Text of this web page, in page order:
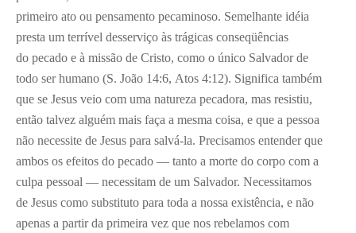
primeiro ato ou pensamento pecaminoso. Semelhante idéia
presta um terrível desserviço às trágicas conseqüências
do pecado e à missão de Cristo, como o único Salvador de
todo ser humano (S. João 14:6, Atos 4:12). Significa também
que se Jesus veio com uma natureza pecadora, mas resistiu,
então talvez alguém mais faça a mesma coisa, e que a pessoa
não necessite de Jesus para salvá-la. Precisamos entender que
ambos os efeitos do pecado — tanto a morte do corpo com a
culpa pessoal — necessitam de um Salvador. Necessitamos
de Jesus como substituto para toda a nossa existência, e não
apenas a partir da primeira vez que nos rebelamos com